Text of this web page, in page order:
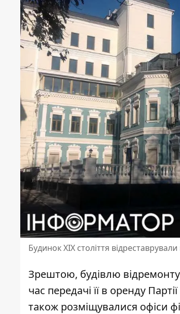
Будинок ХІХ століття
Зрештою, будівлю
час передачі її в оренду
також розміщувалися офіси